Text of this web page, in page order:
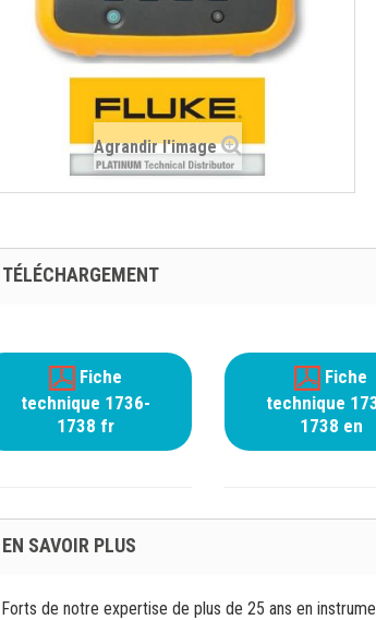
Agrandir l'image
TÉLÉCHARGEMENT
Fiche
technique 1736-
1738 fr
Fiche
technique
1738 en
EN SAVOIR PLUS
Forts de notre expertise de plus de 25 ans en